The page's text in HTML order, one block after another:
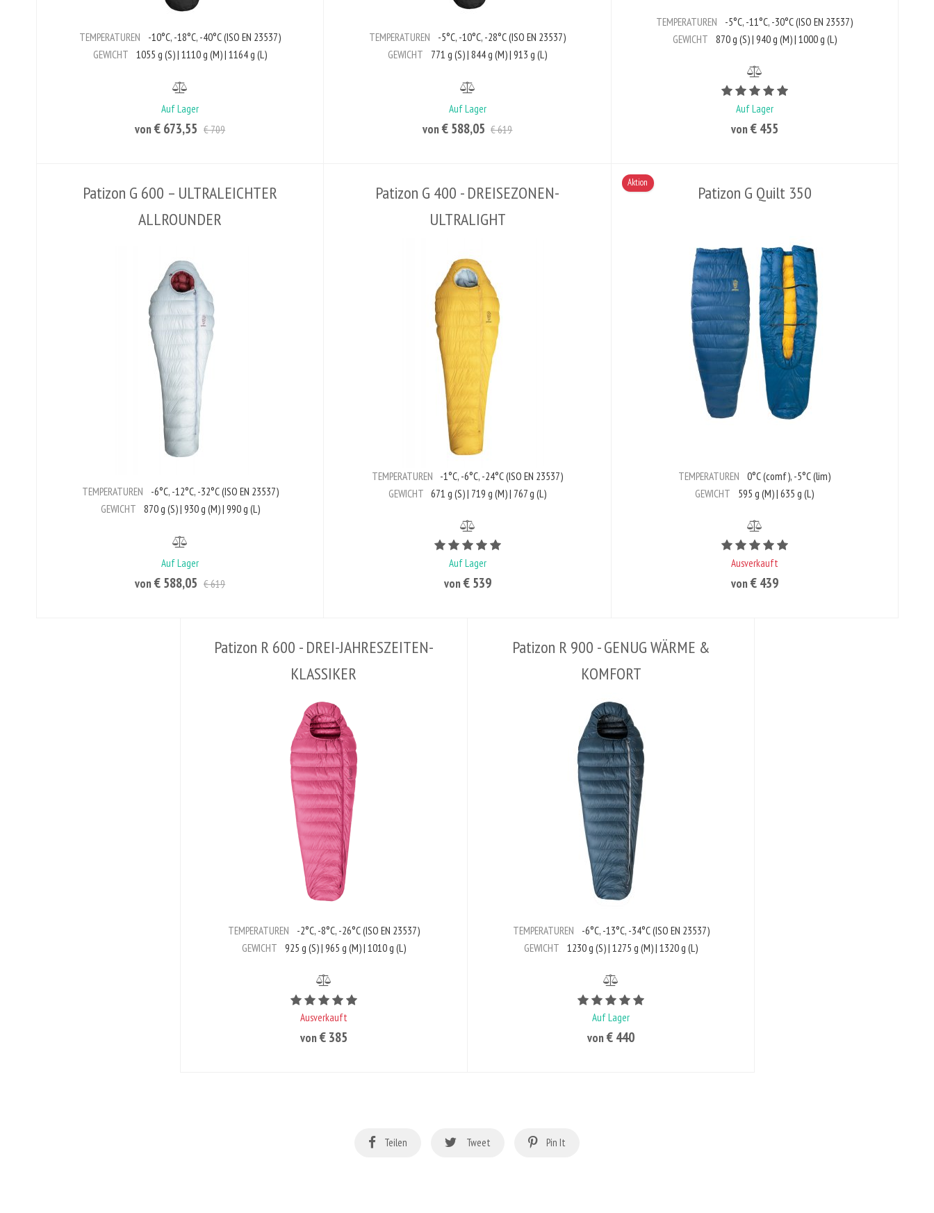
TEMPERATUREN
-10°C, -18°C, -40°C (ISO EN 23537)
GEWICHT 1055 g (S) | 1110 g (M) | 1164 g (L)
Auf Lager
von € 673,55 € 709
TEMPERATUREN
-5°C, -10°C, -28°C (ISO EN 23537)
GEWICHT
771 g (S) | 844 g (M) | 913 g (L)
Auf Lager
von€ 588,05 € 619
TEMPERATUREN
-5°C, -11°C, -30°C (ISO EN 23537)
GEWICHT 870 g (S) | 940 g (M) | 1000 g (L)
Auf Lager
von € 455
Patizon G 600 – ULTRALEICHTER
ALLROUNDER
TEMPERATUREN
-6°C, -12°C, -32°C (ISO EN 23537)
GEWICHT 870 g (S) | 930 g (M) | 990 g (L)
Auf Lager
von € 588,05 € 619
Patizon G 400 - DREISEZONEN-
ULTRALIGHT
TEMPERATUREN -1°C, -6°C, -24°C (ISO EN 23537)
GEWICHT 671 g (S) | 719 g (M) | 767 g (L)
Auf Lager
von€ 539
Aktion Patizon G Quilt 350
TEMPERATUREN 0°C (comf), -5°C (lim)
GEWICHT
595 g (M) | 635 g (L)
Ausverkauft
von € 439
Patizon R 600 - DREI-JAHRESZEITEN-
KLASSIKER
TEMPERATUREN
-2°C, -8°C, -26°C (ISO EN 23537)
GEWICHT 925 g (S) | 965 g (M) | 1010 g (L)
Ausverkauft
von € 385
Patizon R 900 - GENUG WÄRME &
KOMFORT
TEMPERATUREN
-6°C, -13°C, -34°C (ISO EN 23537)
GEWICHT 1230 g (S) | 1275 g (M) | 1320 g (L)
Auf Lager
von € 440
Teilen Tweet Pin It